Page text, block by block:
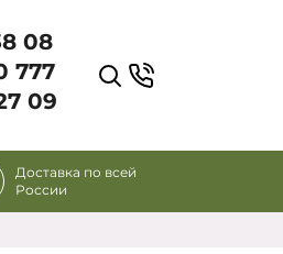
08
777
09
Доставка по всей
России